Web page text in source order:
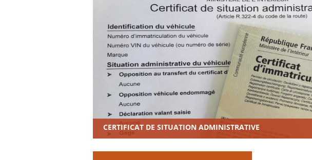
CERTIFICAT DE SITUATION ADMINISTRATIVE